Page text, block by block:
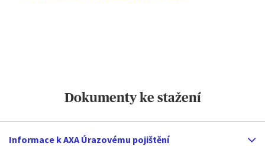
Dokumenty ke stažení
Informace k AXA Úrazovému pojištění